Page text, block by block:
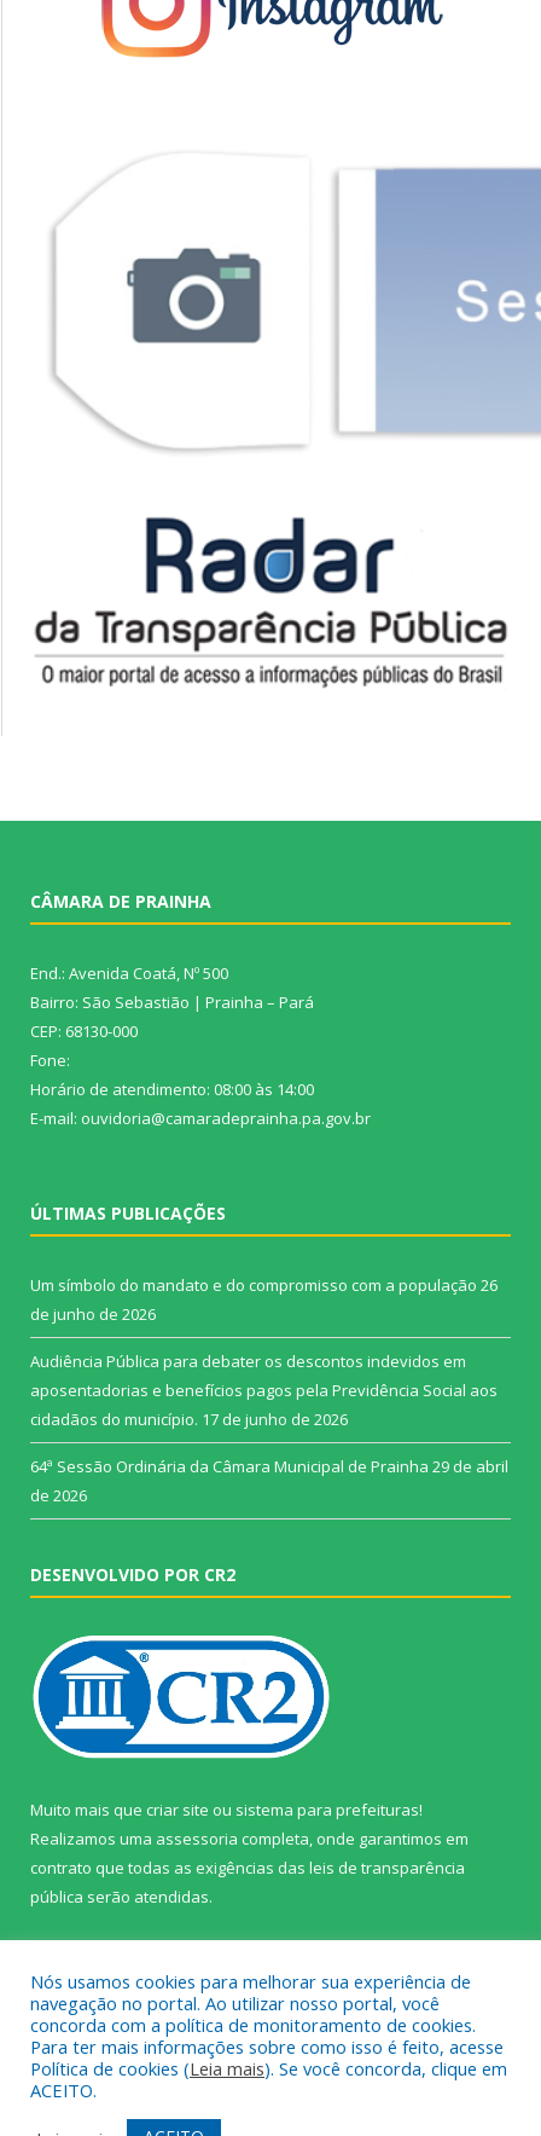
CÂMARA DE PRAINHA
End.: Avenida Coatá, Nº 500
Bairro: São Sebastião | Prainha – Pará
CEP: 68130-000
Fone:
Horário de atendimento: 08:00 às 14:00
E-mail: ouvidoria@camaradeprainha.pa.gov.br
ÚLTIMAS PUBLICAÇÕES
Um símbolo do mandato e do compromisso com a população 26
de junho de 2026
Audiência Pública para debater os descontos indevidos em
aposentadorias e benefícios pagos pela Previdência Social aos
cidadãos do município. 17 de junho de 2026
64ª Sessão Ordinária da Câmara Municipal de Prainha 29 de abril
de 2026
DESENVOLVIDO POR CR2
Muito mais que criar site ou sistema para prefeituras!
Realizamos uma assessoria completa, onde garantimos em
contrato que todas as exigências das leis de transparência
pública serão atendidas.
Todos os direitos reservados a Câmara Municipal de Prainha.
Nós usamos cookies para melhorar sua experiência de
navegação no portal. Ao utilizar nosso portal, você
concorda com a política de monitoramento de cookies.
Para ter mais informações sobre como isso é feito, acesse
Política de cookies (Leia mais). Se você concorda, clique em
ACEITO.